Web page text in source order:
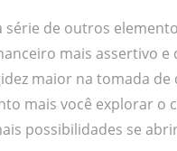
série de outros
mais assertivo e
maior na tomada de
mais você explorar o
possibilidades se